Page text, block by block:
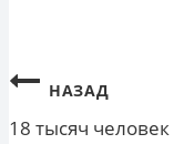
Навигация
по
НАЗАД
18 тысяч человек